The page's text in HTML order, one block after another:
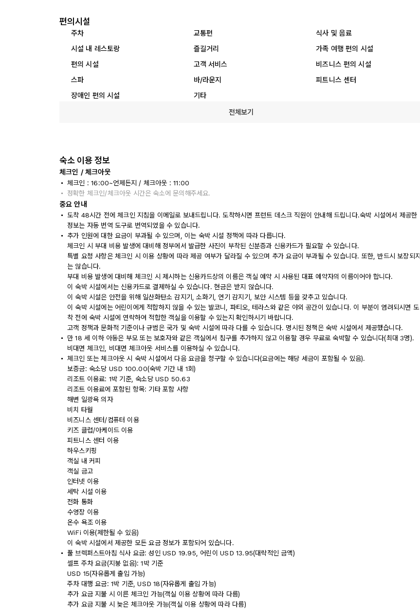
편의시설
주차 교통편
식사 및 음료
시설 내 레스토랑
즐길거리
가족 여행 편의 시설
편의 시설
고객 서비스
비즈니스 편의 시설
스파
바/라운지
피트니스 센터
장애인 편의 시설
기타
전체보기
숙소 이용 정보
체크인 / 체크아웃
체크인 : 16:00~언제든지 / 체크아웃 : 11:00
정확한 체크인/체크아웃 시간은 숙소에 문의해주세요.
중요 안내
도착 48시간 전에 체크인 지침을 이메일로 보내드립니다. 도착하시면 프런트 데스크 직원이 안내해 드립니다.숙박 시설에서 제공한
정보는 자동 번역 도구로 번역되었을 수 있습니다.
추가 인원에 대한 요금이 부과될 수 있으며, 이는 숙박 시설 정책에 따라 다릅니다.
체크인 시 부대 비용 발생에 대비해 정부에서 발급한 사진이 부착된 신분증과 신용카드가 필요할 수 있습니다.
특별 요청 사항은 체크인 시 이용 상황에 따라 제공 여부가 달라질 수 있으며 추가 요금이 부과될 수 있습니다. 또한, 반드시 보장되지
는 않습니다.
부대 비용 발생에 대비해 체크인 시 제시하는 신용카드상의 이름은 객실 예약 시 사용된 대표 예약자의 이름이어야 합니다.
이 숙박 시설에서는 신용카드로 결제하실 수 있습니다. 현금은 받지 않습니다.
이 숙박 시설은 안전을 위해 일산화탄소 감지기, 소화기, 연기 감지기, 보안 시스템 등을 갖추고 있습니다.
이 숙박 시설에는 어린이에게 적합하지 않을 수 있는 발코니, 파티오, 테라스와 같은 야외 공간이 있습니다. 이 부분이 염려되시면 도
착 전에 숙박 시설에 연락하여 적합한 객실을 이용할 수 있는지 확인하시기 바랍니다.
고객 정책과 문화적 기준이나 규범은 국가 및 숙박 시설에 따라 다를 수 있습니다. 명시된 정책은 숙박 시설에서 제공했습니다.
만 18 세 이하 아동은 부모 또는 보호자와 같은 객실에서 침구를 추가하지 않고 이용할 경우 무료로 숙박할 수 있습니다(최대 3명).
비대면 체크인, 비대면 체크아웃 서비스를 이용하실 수 있습니다.
체크인 또는 체크아웃 시 숙박 시설에서 다음 요금을 청구할 수 있습니다(요금에는 해당 세금이 포함될 수 있음).
보증금: 숙소당 USD 100.00(숙박 기간 내 1회)
리조트 이용료: 1박 기준, 숙소당 USD 50.63
리조트 이용료에 포함된 항목: 기타 포함 사항
해변 일광욕 의자
비치 타월
비즈니스 센터/컴퓨터 이용
키즈 클럽/아케이드 이용
피트니스 센터 이용
하우스키핑
객실 내 커피
객실 금고
인터넷 이용
세탁 시설 이용
전화 통화
수영장 이용
온수 욕조 이용
WiFi 이용(제한될 수 있음)
이 숙박 시설에서 제공한 모든 요금 정보가 포함되어 있습니다.
풀 브렉퍼스트아침 식사 요금: 성인 USD 19.95, 어린이 USD 13.95(대략적인 금액)
셀프 주차 요금(지붕 없음): 1박 기준
USD 15(자유롭게 출입 가능)
주차 대행 요금: 1박 기준, USD 18(자유롭게 출입 가능)
추가 요금 지불 시 이른 체크인 가능(객실 이용 상황에 따라 다름)
추가 요금 지불 시 늦은 체크아웃 가능(객실 이용 상황에 따라 다름)